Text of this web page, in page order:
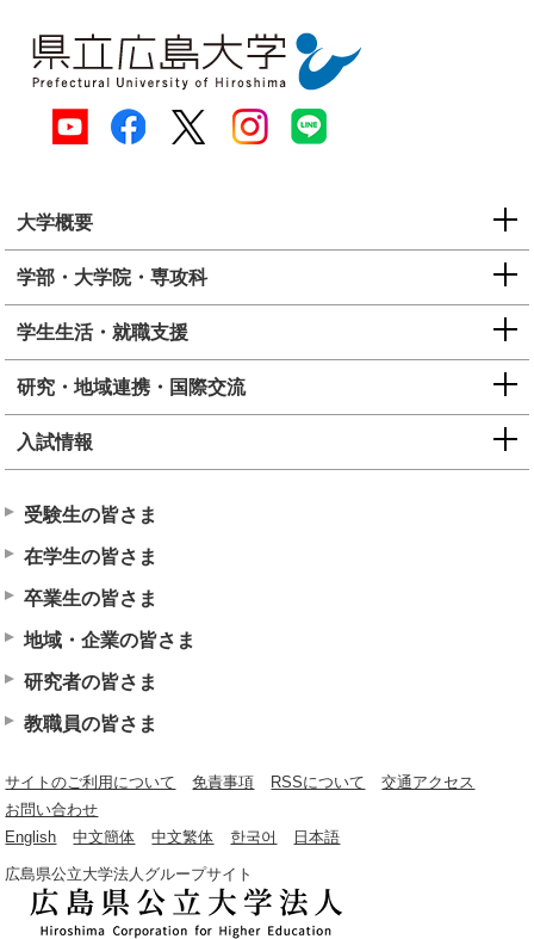
大学概要
学部・大学院・専攻科
学生生活・就職支援
研究・地域連携・国際交流
入試情報
受験生の皆さま
在学生の皆さま
卒業生の皆さま
地域・企業の皆さま
研究者の皆さま
教職員の皆さま
サイトのご利用について 免責事項 RSSについて
交通アクセス
お問い合わせ
English
中文簡体 中文繁体 한국어 日本語
広島県公立大学法人グループサイト